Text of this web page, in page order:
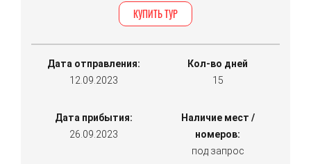
КУПИТЬ ТУР
Дата отправления:
12.09.2023
Кол-во дней
15
Дата прибытия:
26.09.2023
Наличие мест /
номеров:
под запрос